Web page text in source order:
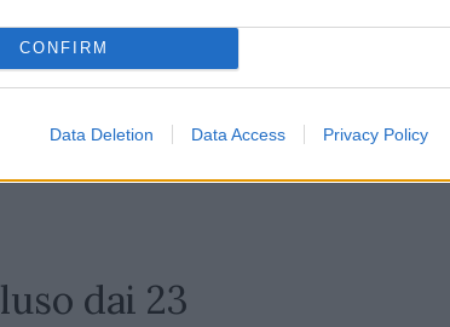
CONFIRM
Data Deletion Data Access Privacy Policy
dai 23